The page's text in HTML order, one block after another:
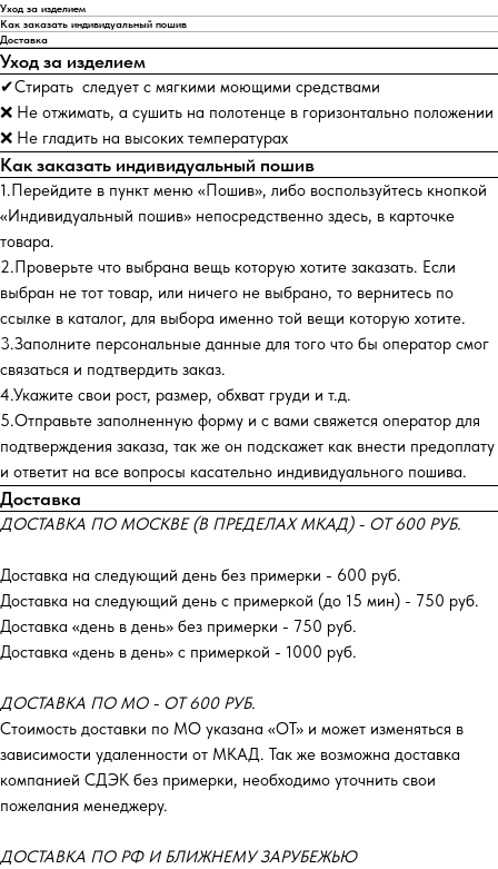
Уход за изделием
Как заказать индивидуальный пошив
Доставка
Уход за изделием
✔Стирать следует с мягкими моющими средствами
❌ Не отжимать, а сушить на полотенце в горизонтально положении
❌ Не гладить на высоких температурах
Как заказать индивидуальный пошив
1.Перейдите в пункт меню «Пошив», либо воспользуйтесь кнопкой
«Индивидуальный пошив» непосредственно здесь, в карточке
товара.
2.Проверьте что выбрана вещь которую хотите заказать. Если
выбран не тот товар, или ничего не выбрано, то вернитесь по
ссылке в каталог, для выбора именно той вещи которую хотите.
3.Заполните персональные данные для того что бы оператор смог
связаться и подтвердить заказ.
4.Укажите свои рост, размер, обхват груди и т.д.
5.Отправьте заполненную форму и с вами свяжется оператор для
подтверждения заказа, так же он подскажет как внести предоплату
и ответит на все вопросы касательно индивидуального пошива.
Доставка
ДОСТАВКА ПО МОСКВЕ (В ПРЕДЕЛАХ МКАД) - ОТ 600 РУБ.
Доставка на следующий день без примерки - 600 руб.
Доставка на следующий день с примеркой (до 15 мин) - 750 руб.
Доставка «день в день» без примерки - 750 руб.
Доставка «день в день» с примеркой - 1000 руб.
ДОСТАВКА ПО МО - ОТ 600 РУБ.
Стоимость доставки по МО указана «ОТ»‎ и может изменяться в
зависимости удаленности от МКАД. Так же возможна доставка
компанией СДЭК без примерки, необходимо уточнить свои
пожелания менеджеру.
ДОСТАВКА ПО РФ И БЛИЖНЕМУ ЗАРУБЕЖЬЮ